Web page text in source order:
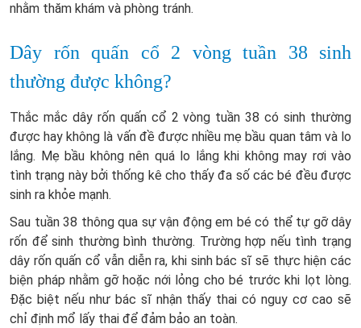
nhằm thăm khám và phòng tránh.
Dây rốn quấn cổ 2 vòng tuần 38 sinh
thường được không?
Thắc mắc dây rốn quấn cổ 2 vòng tuần 38 có sinh thường
được hay không là vấn đề được nhiều mẹ bầu quan tâm và lo
lắng. Mẹ bầu không nên quá lo lắng khi không may rơi vào
tình trạng này bởi thống kê cho thấy đa số các bé đều được
sinh ra khỏe mạnh.
Sau tuần 38 thông qua sự vận động em bé có thể tự gỡ dây
rốn để sinh thường bình thường. Trường hợp nếu tình trạng
dây rốn quấn cổ vẫn diễn ra, khi sinh bác sĩ sẽ thực hiện các
biện pháp nhằm gỡ hoặc nới lỏng cho bé trước khi lọt lòng.
Đặc biệt nếu như bác sĩ nhận thấy thai có nguy cơ cao sẽ
chỉ định mổ lấy thai để đảm bảo an toàn.